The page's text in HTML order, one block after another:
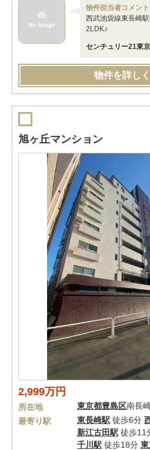
物件担当者コメント
西武池袋線東長崎
2LDK♪
センチュリー21東
物件を詳し
旭ヶ丘マンション
2,999万円
所在地 東京都豊島区南長
最寄り駅
東長崎駅 徒歩6分
新江古田駅 徒歩11
千川駅 徒歩18分